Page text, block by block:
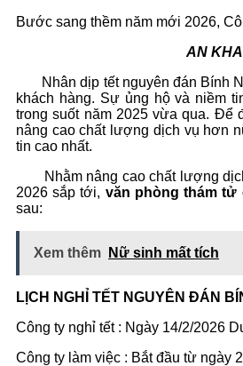
Bước sang thềm năm mới 2026,
AN
Nhân dịp tết nguyên đán Bính
khách hàng. Sự ủng hộ và niềm
trong suốt năm 2025 vừa qua. Để
nâng cao chất lượng dịch vụ hơn
tin cao nhất.
Nhằm nâng cao chất lượng dịch
2026 sắp tới, văn phòng thám tử
sau:
Xem thêm Nữ sinh mất tích
LỊCH NGHỈ TẾT NGUYÊN ĐÁN
Công ty nghỉ tết : Ngày 14/2/2026
Công ty làm việc : Bắt đầu từ ngày